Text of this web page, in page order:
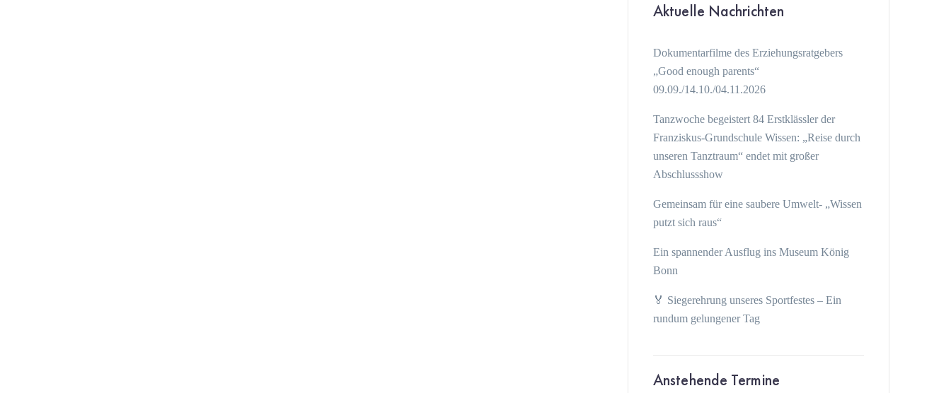
Aktuelle Nachrichten
Dokumentarfilme des Erziehungsratgebers
„Good enough parents“
09.09./14.10./04.11.2026
Tanzwoche begeistert 84 Erstklässler der
Franziskus-Grundschule Wissen: „Reise durch
unseren Tanztraum“ endet mit großer
Abschlussshow
Gemeinsam für eine saubere Umwelt- „Wissen
putzt sich raus“
Ein spannender Ausflug ins Museum König
Bonn
🏅 Siegerehrung unseres Sportfestes – Ein
rundum gelungener Tag
Anstehende Termine